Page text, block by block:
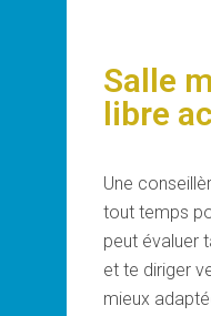
Salle
libre
Une
tout temps
peut évaluer
et te diriger
mieux